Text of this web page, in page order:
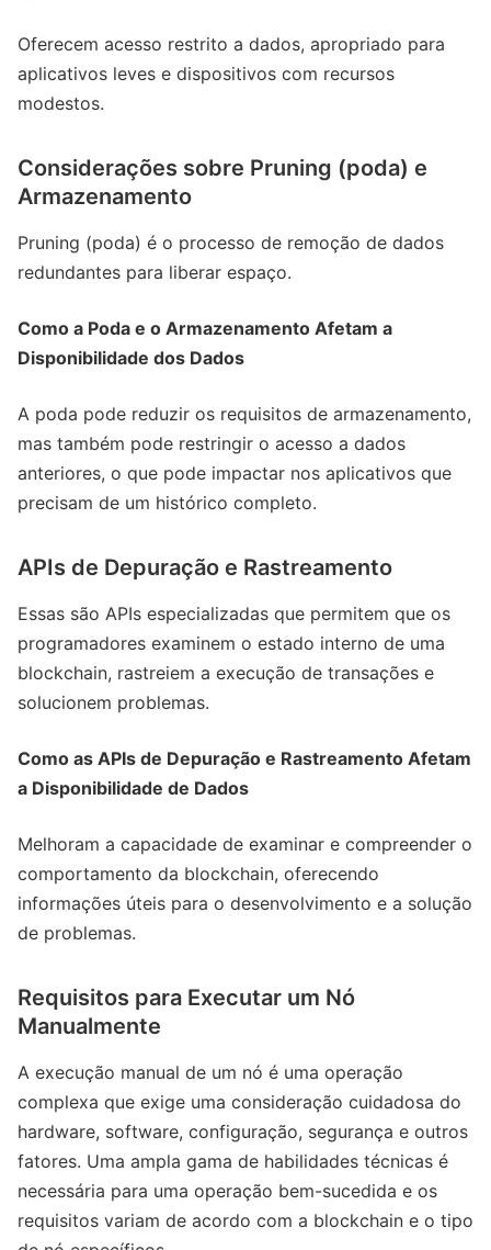
Oferecem acesso restrito a dados, apropriado para
aplicativos leves e dispositivos com recursos
modestos.
Considerações sobre Pruning (poda) e
Armazenamento
Pruning (poda) é o processo de remoção de dados
redundantes para liberar espaço.
Como a Poda e o Armazenamento Afetam a
Disponibilidade dos Dados
A poda pode reduzir os requisitos de armazenamento,
mas também pode restringir o acesso a dados
anteriores, o que pode impactar nos aplicativos que
precisam de um histórico completo.
APIs de Depuração e Rastreamento
Essas são APIs especializadas que permitem que os
programadores examinem o estado interno de uma
blockchain, rastreiem a execução de transações e
solucionem problemas.
Como as APIs de Depuração e Rastreamento Afetam
a Disponibilidade de Dados
Melhoram a capacidade de examinar e compreender o
comportamento da blockchain, oferecendo
informações úteis para o desenvolvimento e a solução
de problemas.
Requisitos para Executar um Nó
Manualmente
A execução manual de um nó é uma operação
complexa que exige uma consideração cuidadosa do
hardware, software, configuração, segurança e outros
fatores. Uma ampla gama de habilidades técnicas é
necessária para uma operação bem-sucedida e os
requisitos variam de acordo com a blockchain e o tipo